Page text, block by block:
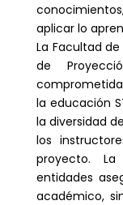
aplicar lo
La Facultad
de
la educación
la diversidad
los
proyecto.
entidades
académico,